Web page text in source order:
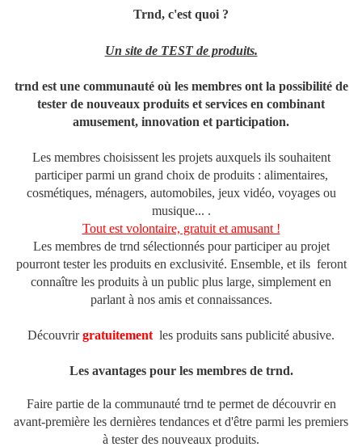
Trnd, c'est quoi ?
Un site de TEST de produits.
trnd est une communauté où les membres ont la possibilité de
tester de nouveaux produits et services en combinant
amusement, innovation et participation.
Les membres choisissent les projets auxquels ils souhaitent
participer parmi un grand choix de produits : alimentaires,
cosmétiques, ménagers, automobiles, jeux vidéo, voyages ou
musique... .
Tout est volontaire, gratuit et amusant !
Les membres de trnd sélectionnés pour participer au projet
pourront tester les produits en exclusivité. Ensemble, et ils feront
connaître les produits à un public plus large, simplement en
parlant à nos amis et connaissances.
Découvrirgratuitement les produits sans publicité abusive.
Les avantages pour les membres de trnd.
Faire partie de la communauté trnd te permet de découvrir en
avant-première les dernières tendances et d'être parmi les premiers
à tester des nouveaux produits.